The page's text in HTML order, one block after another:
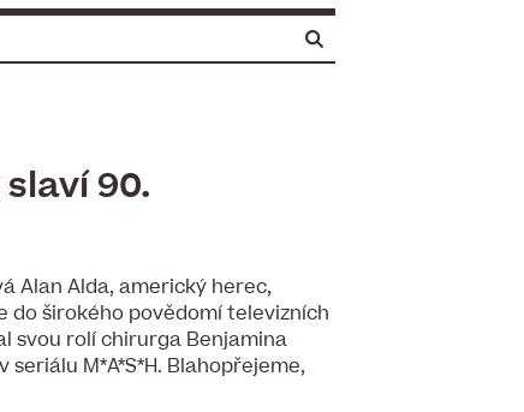
90.
Alan Alda, americký herec,
do širokého povědomí televizních
svou rolí chirurga Benjamina
seriálu M*A*S*H. Blahopřejeme,